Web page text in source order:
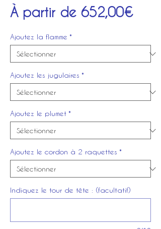
À partir de 652,00€Prix
Ajoutez la flamme *
Ajoutez les jugulaires *
Ajoutez le plumet *
Ajoutez le cordon à 2 raquettes *
Indiquez le tour de tête : (facultatif)